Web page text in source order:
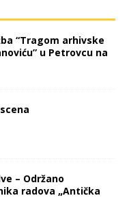
“Tragom arhivske
u Petrovcu na
– Održano
radova „Antička